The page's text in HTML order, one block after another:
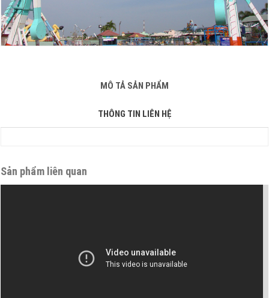
MÔ TẢ SẢN PHẨM
THÔNG TIN LIÊN HỆ
Sản phẩm liên quan